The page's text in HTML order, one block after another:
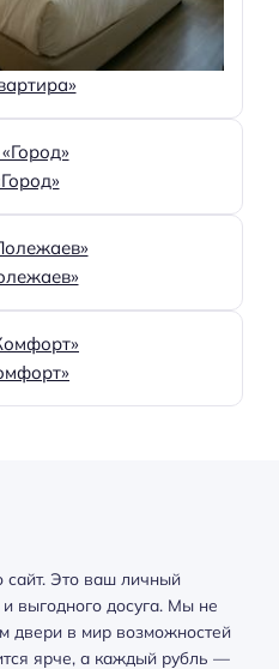
сайт. Это ваш личный
выгодного досуга. Мы не
двери в мир возможностей
ярче, а каждый рубль —